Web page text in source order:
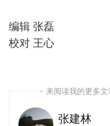
编辑 张磊
校对 王心
来阅读我的更多文
张建林